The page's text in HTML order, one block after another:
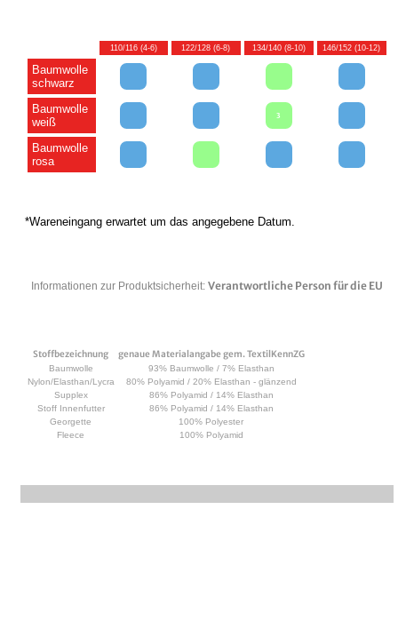
110/116 (4-6) 122/128 (6-8) 134/140 (8-10) 146/152 (10-12)
Baumwolle
schwarz
Baumwolle
weiß
3
Baumwolle
rosa
*Wareneingang erwartet um das angegebene Datum.
Informationen zur Produktsicherheit: Verantwortliche Person für die EU
Stoffbezeichnung genaue Materialangabe gem. TextilKennZG
Baumwolle
93% Baumwolle / 7% Elasthan
Nylon/Elasthan/Lycra
80% Polyamid / 20% Elasthan - glänzend
Supplex
86% Polyamid / 14% Elasthan
Stoff Innenfutter
86% Polyamid / 14% Elasthan
Georgette
100% Polyester
Fleece
100% Polyamid